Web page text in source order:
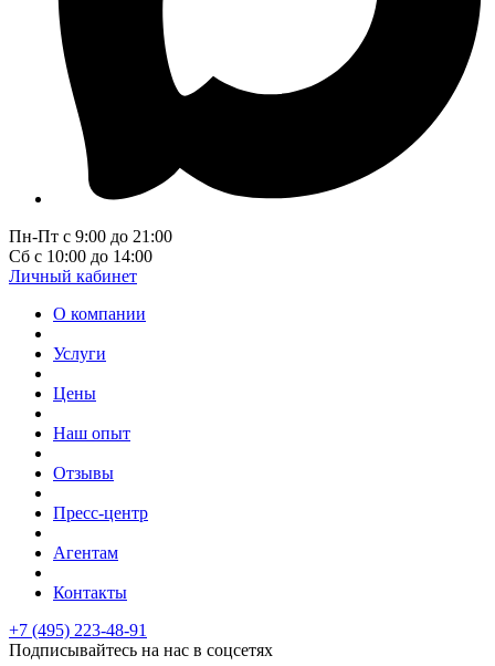
Пн-Пт с 9:00 до 21:00
Сб с 10:00 до 14:00
Личный кабинет
О компании
Услуги
Цены
Наш опыт
Отзывы
Пресс-центр
Агентам
Контакты
+7 (495) 223-48-91
Подписывайтесь на нас в соцсетях